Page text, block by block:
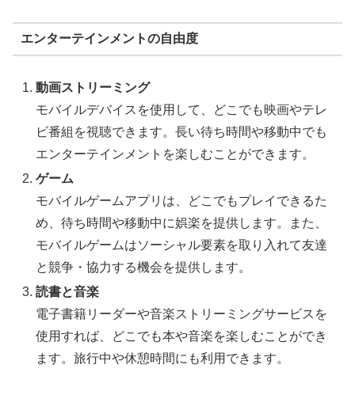
エンターテインメントの自由度
動画ストリーミング
モバイルデバイスを使用して、どこでも映画やテレ
ビ番組を視聴できます。長い待ち時間や移動中でも
エンターテインメントを楽しむことができます。
ゲーム
モバイルゲームアプリは、どこでもプレイできるた
め、待ち時間や移動中に娯楽を提供します。また、
モバイルゲームはソーシャル要素を取り入れて友達
と競争・協力する機会を提供します。
読書と音楽
電子書籍リーダーや音楽ストリーミングサービスを
使用すれば、どこでも本や音楽を楽しむことができ
ます。旅行中や休憩時間にも利用できます。